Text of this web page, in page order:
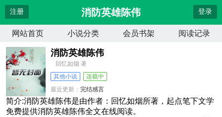
注册 消防英雄陈伟 登录
网站首页 小说分类 会员书架 阅读记录
消防英雄陈伟
回忆如烟 著
其他小说
连载中
最近更新：完结感言
更新时间：2026-04-13 18:46:35
简介:消防英雄陈伟是由作者：回忆如烟所著，起点笔下文学
免费提供消防英雄陈伟全文在线阅读。